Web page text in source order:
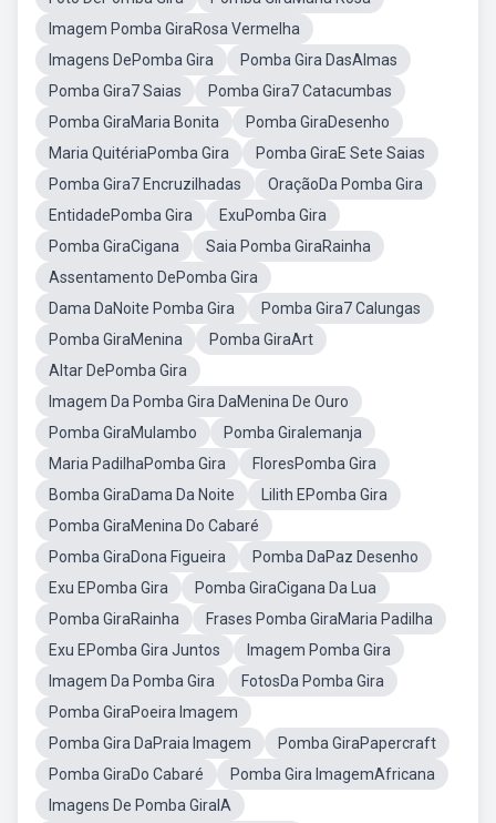
Imagem Pomba GiraRosa Vermelha
Imagens DePomba Gira
Pomba Gira DasAlmas
Pomba Gira7 Saias
Pomba Gira7 Catacumbas
Pomba GiraMaria Bonita
Pomba GiraDesenho
Maria QuitériaPomba Gira
Pomba GiraE Sete Saias
Pomba Gira7 Encruzilhadas
OraçãoDa Pomba Gira
EntidadePomba Gira
ExuPomba Gira
Pomba GiraCigana
Saia Pomba GiraRainha
Assentamento DePomba Gira
Dama DaNoite Pomba Gira
Pomba Gira7 Calungas
Pomba GiraMenina
Pomba GiraArt
Altar DePomba Gira
Imagem Da Pomba Gira DaMenina De Ouro
Pomba GiraMulambo
Pomba GiraIemanja
Maria PadilhaPomba Gira
FloresPomba Gira
Bomba GiraDama Da Noite
Lilith EPomba Gira
Pomba GiraMenina Do Cabaré
Pomba GiraDona Figueira
Pomba DaPaz Desenho
Exu EPomba Gira
Pomba GiraCigana Da Lua
Pomba GiraRainha
Frases Pomba GiraMaria Padilha
Exu EPomba Gira Juntos
Imagem Pomba Gira
Imagem Da Pomba Gira
FotosDa Pomba Gira
Pomba GiraPoeira Imagem
Pomba Gira DaPraia Imagem
Pomba GiraPapercraft
Pomba GiraDo Cabaré
Pomba Gira ImagemAfricana
Imagens De Pomba GiraIA